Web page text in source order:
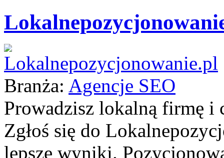
Branża: Agencje SEO
Prowadzisz lokalną firmę i
Zgłoś się do
lepsze wyniki.